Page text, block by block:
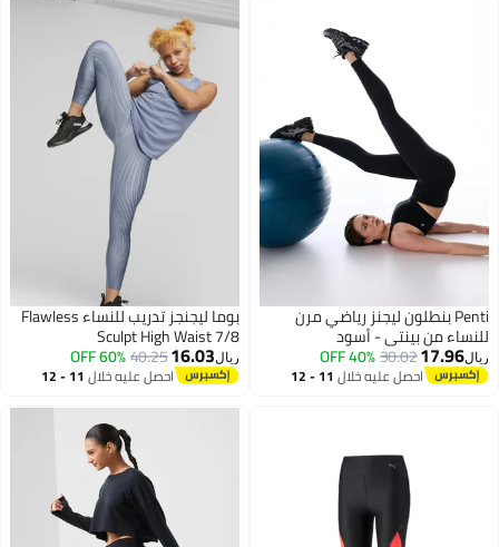
Penti بنطلون ليجنز رياضي مرن
للنساء من بينتي - أسود
ريال17.96
30.02
40% OFF
احصل عليه خلال 11 - 12
بوما ليجنجز تدريب للنساء Flawless
Sculpt High Waist 7/8
ريال16.03
40.25
60% OFF
احصل عليه خلال 11 - 12